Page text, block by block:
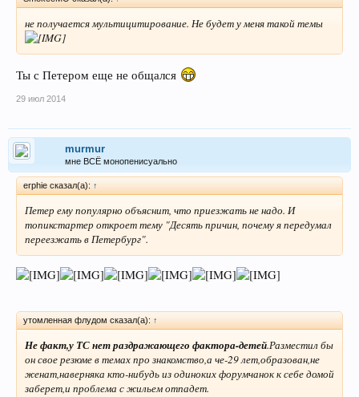
не получается мультицитирование. Не будет у меня такой темы
Ты с Петером еще не общался
29 июл 2014
murmur
мне ВСЁ монопенисуально
erphie сказал(а): ↑
Петер ему популярно объяснит, что приезжать не надо. И
топикстартер откроет тему "Десять причин, почему я передумал
переезжать в Петербург".
утомленная флудом сказал(а): ↑
Не факт,у ТС нет раздражающего фактора-детей.Разместил бы
он свое резюме в темах про знакомство,а че-29 лет,образован,не
женат,наверняка кто-нибудь из одиноких форумчанок к себе домой
заберет,и проблема с жильем отпадет.